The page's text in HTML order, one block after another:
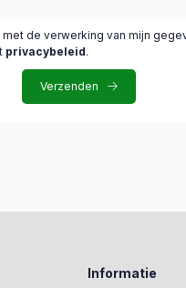
de verwerking van mijn
privacybeleid.
Verzenden
Informatie